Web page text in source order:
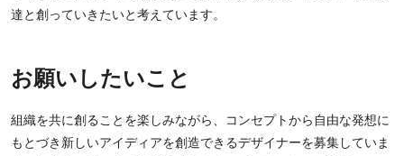
達と創っていきたいと考えています。
お願いしたいこと
組織を共に創ることを楽しみながら、コンセプトから自由な発想に
もとづき新しいアイディアを創造できるデザイナーを募集していま